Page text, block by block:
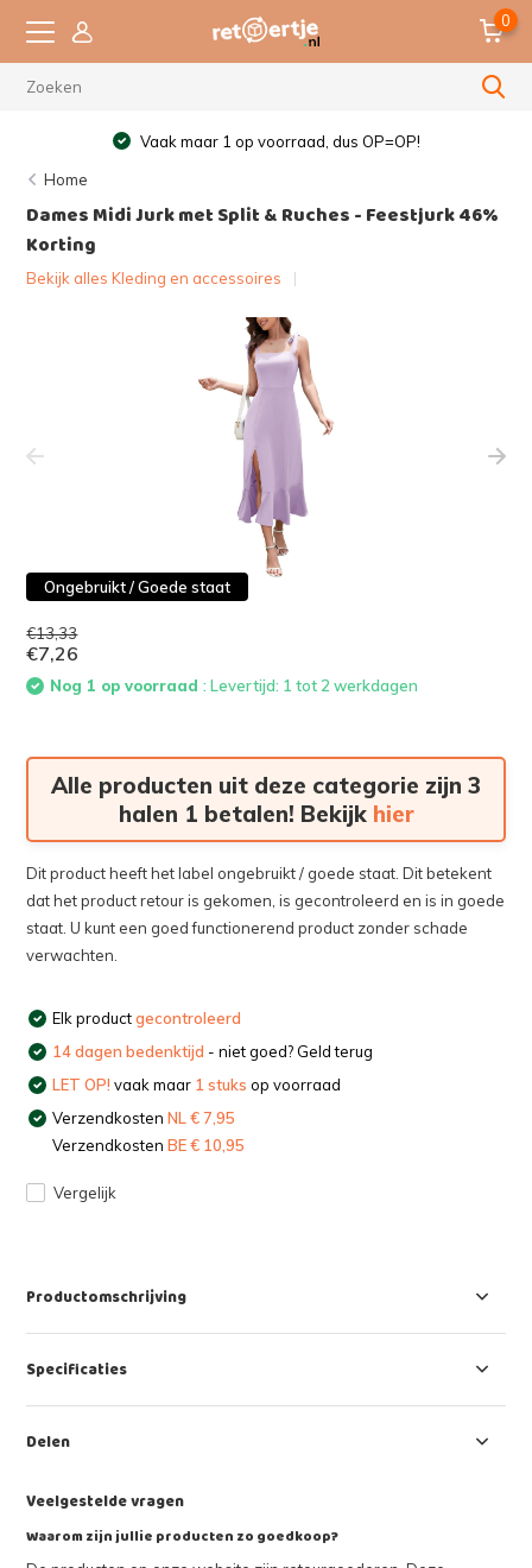
0
Vaak maar 1 op voorraad, dus OP=OP!
Home
Dames Midi Jurk met Split & Ruches - Feestjurk 46%
Korting
Bekijk alles Kleding en accessoires
Ongebruikt / Goede staat
€13,33
€7,26
Nog 1 op voorraad: Levertijd: 1 tot 2 werkdagen
Alle producten uit deze categorie zijn 3
halen 1 betalen! Bekijk hier
Dit product heeft het label ongebruikt / goede staat. Dit betekent
dat het product retour is gekomen, is gecontroleerd en is in goede
staat. U kunt een goed functionerend product zonder schade
verwachten.
Elk productgecontroleerd
14 dagen bedenktijd - niet goed? Geld terug
LET OP! vaak maar 1 stuks op voorraad
VerzendkostenNL € 7,95
VerzendkostenBE € 10,95
Vergelijk
Productomschrijving
Specificaties
Delen
Veelgestelde vragen
Waarom zijn jullie producten zo goedkoop?